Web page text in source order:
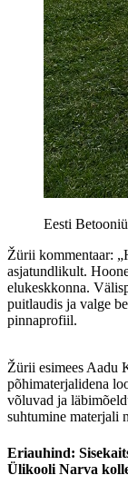
Eesti
Žürii kommentaar:
asjatundlikult.
elukeskkonna.
puitlaudis ja valge
Žürii esimees Aadu
põhimaterjalidena
võluvad ja
suhtumine materjali
Eriauhind:
Ülikooli Narva